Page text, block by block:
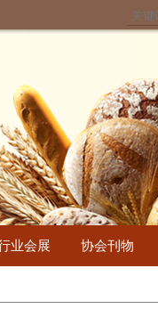
业会展 协会刊物